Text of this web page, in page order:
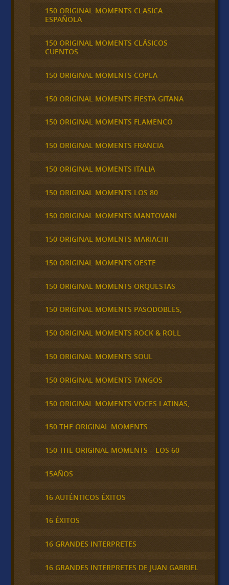
150 ORIGINAL MOMENTS CLASICA
ESPAÑOLA
150 ORIGINAL MOMENTS CLÁSICOS
CUENTOS
150 ORIGINAL MOMENTS COPLA
150 ORIGINAL MOMENTS FIESTA GITANA
150 ORIGINAL MOMENTS FLAMENCO
150 ORIGINAL MOMENTS FRANCIA
150 ORIGINAL MOMENTS ITALIA
150 ORIGINAL MOMENTS LOS 80
150 ORIGINAL MOMENTS MANTOVANI
150 ORIGINAL MOMENTS MARIACHI
150 ORIGINAL MOMENTS OESTE
150 ORIGINAL MOMENTS ORQUESTAS
150 ORIGINAL MOMENTS PASODOBLES,
150 ORIGINAL MOMENTS ROCK & ROLL
150 ORIGINAL MOMENTS SOUL
150 ORIGINAL MOMENTS TANGOS
150 ORIGINAL MOMENTS VOCES LATINAS,
150 THE ORIGINAL MOMENTS
150 THE ORIGINAL MOMENTS – LOS 60
15AÑOS
16 AUTÉNTICOS ÉXITOS
16 ÉXITOS
16 GRANDES INTERPRETES
16 GRANDES INTERPRETES DE JUAN GABRIEL